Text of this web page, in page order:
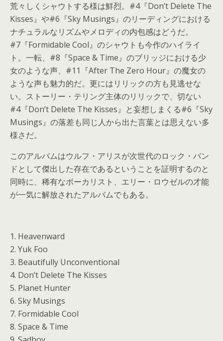
荒々しくシャウトする様は鮮烈。#4『Don’t Delete The
Kisses』や#6『Sky Musings』のリーディングにおける
ナチュラルなリズムやメロディの内包感はどうだ。
#7『Formidable Cool』のシャウトも今作のハイライ
ト。一転、#8『Space & Time』のブリッジにおける少
女のような声、#11『After The Zero Hour』の魔女の
ような声も魅力的だ。更にはリリックの方も見逃せな
い。ストーリー・テリング主体のリリックで、切ない
#4『Don’t Delete The Kisses』と妄想しまくる#6『Sky
Musings』の落差も同じ人から出た言葉とは思えない多
様さだ。
このアルバムはウルフ・アリスが次世代のロック・バン
ドとして傑出した存在であるということを証明するのと
同時に、稀有なボーカリスト、エリー・ロウゼルの才能
が一気に解放されたアルバムでもある。
1. Heavenward
2. Yuk Foo
3. Beautifully Unconventional
4. Don’t Delete The Kisses
5. Planet Hunter
6. Sky Musings
7. Formidable Cool
8. Space & Time